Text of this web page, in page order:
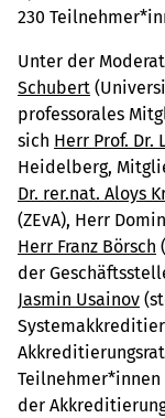
230
Unter der
Schubert
professorales
sich Herr Prof. Dr.
Heidelberg,
Dr. rer.nat. Aloys
(ZEvA), Herr
Herr Franz Börsch
der
Jasmin Usainov
Teilnehmer*innen
der